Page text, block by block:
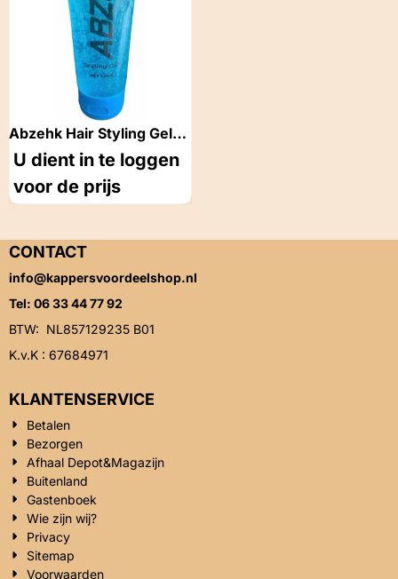
Abzehk Hair Styling Gel
Wet Look 200ml
U dient in te loggen
voor de prijs
CONTACT
info@kappersvoordeelshop.nl
Tel: 06 33 44 77 92
BTW: NL857129235 B01
K.v.K : 67684971
KLANTENSERVICE
Betalen
Bezorgen
Afhaal Depot&Magazijn
Buitenland
Gastenboek
Wie zijn wij?
Privacy
Sitemap
Voorwaarden